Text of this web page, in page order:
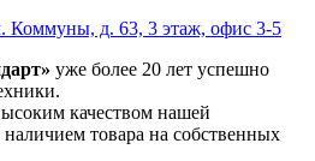
Коммуны, д. 63, 3 этаж, офис 3-5
уже более 20 лет успешно
качеством нашей
товара на собственных